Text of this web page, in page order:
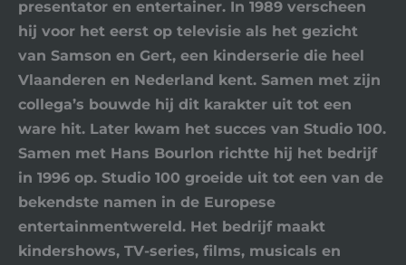
presentator en entertainer. In 1989 verscheen
hij voor het eerst op televisie als het gezicht
van Samson en Gert, een kinderserie die heel
Vlaanderen en Nederland kent. Samen met zijn
collega’s bouwde hij dit karakter uit tot een
ware hit. Later kwam het succes van Studio 100.
Samen met Hans Bourlon richtte hij het bedrijf
in 1996 op. Studio 100 groeide uit tot een van de
bekendste namen in de Europese
entertainmentwereld. Het bedrijf maakt
kindershows, TV-series, films, musicals en